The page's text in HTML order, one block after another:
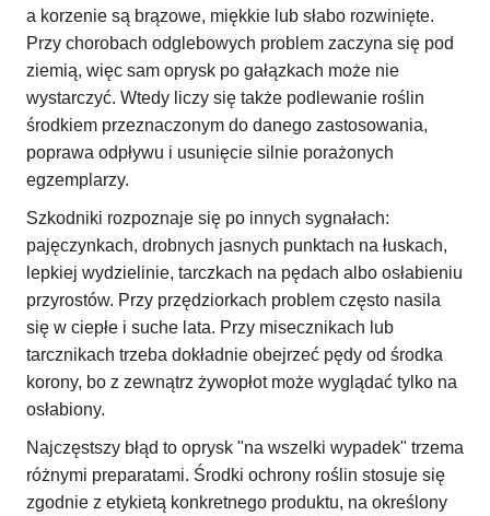
a korzenie są brązowe, miękkie lub słabo rozwinięte.
Przy chorobach odglebowych problem zaczyna się pod
ziemią, więc sam oprysk po gałązkach może nie
wystarczyć. Wtedy liczy się także podlewanie roślin
środkiem przeznaczonym do danego zastosowania,
poprawa odpływu i usunięcie silnie porażonych
egzemplarzy.
Szkodniki rozpoznaje się po innych sygnałach:
pajęczynkach, drobnych jasnych punktach na łuskach,
lepkiej wydzielinie, tarczkach na pędach albo osłabieniu
przyrostów. Przy przędziorkach problem często nasila
się w ciepłe i suche lata. Przy misecznikach lub
tarcznikach trzeba dokładnie obejrzeć pędy od środka
korony, bo z zewnątrz żywopłot może wyglądać tylko na
osłabiony.
Najczęstszy błąd to oprysk "na wszelki wypadek" trzema
różnymi preparatami. Środki ochrony roślin stosuje się
zgodnie z etykietą konkretnego produktu, na określony